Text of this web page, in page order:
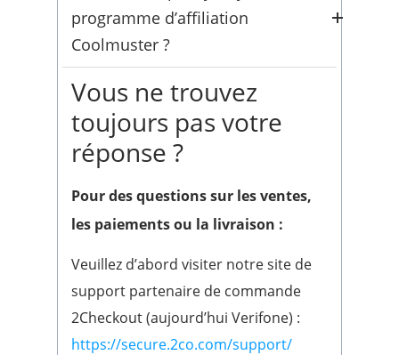
vous obtenez dans la version payante.
L’enregistrement débloque toutes les
problèmes, consultez notre
les produitspour des solutions
rapides.
24 heures les jours ouvrés. La plupart
des clients reçoivent une réponse en
quelques heures — souvent
immédiatement.
programme d’affiliation
Coolmuster ?
Vous souhaitezvous associer à
Coolmuster? Pour rejoindre notre
programme d’affiliation, discuter de
coopération ou explorer des
opportunités de revente, veuillez
nous contacter directement à
biz@coolmuster.com
Vous ne trouvez
toujours pas votre
réponse ?
Pour des questions sur les ventes,
les paiements ou la livraison :
Veuillez d’abord visiter notre site de
support partenaire de commande
2Checkout (aujourd’hui Verifone) :
https://secure.2co.com/support/